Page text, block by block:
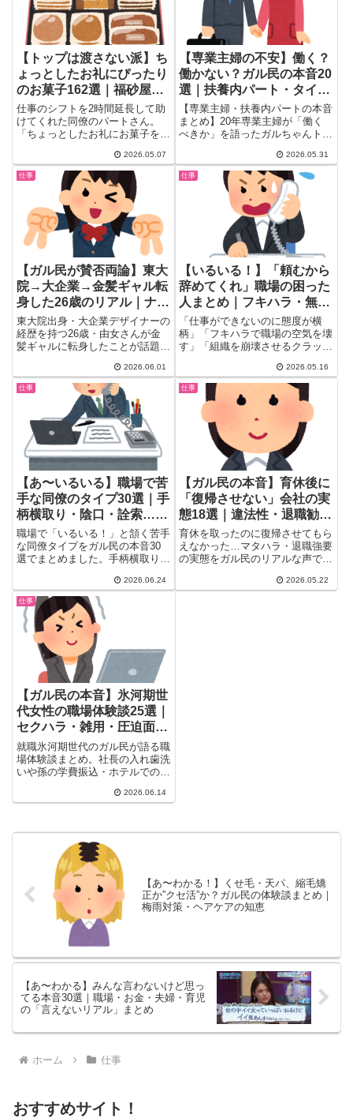
【トップは渡さない派】ち
ょっとしたお礼にぴったり
のお菓子162選｜福砂屋・
ヨックモック・シャトレー
ゼ…ガル民の正解
仕事のシフトを2時間延長して助
けてくれた同僚のパートさん。
「ちょっとしたお礼にお菓子を」
2026.05.07
【専業主婦の不安】働く？
働かない？ガル民の本音20
選｜扶養内パート・タイミ
ー・50代から始めた例
【専業主婦・扶養内パートの本音
まとめ】20年専業主婦が「働く
べきか」を語ったガルちゃんトピ
集まった。ガル民の本音20選と
再就職アドバイス、タイミー・
50代から看護師になった体験談
まで一気に紹介。
2026.05.31
仕事
【ガル民が賛否両論】東大
院→大企業→金髪ギャル転
身した26歳のリアル｜ナン
パ減少・通報事件・学歴ロ
ンダ論
東大院出身・大企業デザイナーの
経歴を持つ26歳・由女さんが金
髪ギャルに転身したことが話題
化で痴漢・ナンパが減った理由の
考察、ビジネスギャル論、学歴ロ
ンダリング論争まで、働く女性の
リアルな本音を厳選まとめ。
2026.06.01
仕事
【いるいる！】「頼むから
辞めてくれ」職場の困った
人まとめ｜フキハラ・無能
なのに横柄・組織クラッシ
ャー…ガル民の怒りの声
300コメント超
「仕事ができないのに態度が横
柄」「フキハラで職場の空気を壊
す」「組織を崩壊させるクラッシ
2026.05.16
仕事
【あ〜いるいる】職場で苦
手な同僚のタイプ30選｜手
柄横取り・陰口・詮索…ガ
ル民の本音
職場で「いるいる！」と頷く苦手
な同僚タイプをガル民の本音30
選でまとめました。手柄横取り・
50代が共感するリアルな職場あ
るある多数。仕事中に感じるモヤ
モヤの原因がスッキリ言語化され
ているかも。
2026.06.24
仕事
【ガル民の本音】育休後に
「復帰させない」会社の実
態18選｜違法性・退職勧
奨・マタハラの対処法
育休を取ったのに復帰させてもら
えなかった…マタハラ・退職強要
の実態をガル民のリアルな声でま
相談窓口（均等室）の使い方、育
2026.05.22
仕事
【ガル民の本音】氷河期世
代女性の職場体験談25選｜
セクハラ・雑用・圧迫面接
のリアル
就職氷河期世代のガル民が語る職
場体験談まとめ。社長の入れ歯洗
いや孫の学費振込・ホテルでのセ
めたら転職で不利になる」と我慢
す。
2026.06.14
【あ〜わかる！】くせ毛・天パ、縮毛矯
正か”クセ活”か？ガル民の体験談まとめ｜
梅雨対策・ヘアケアの知恵
【あ〜わかる】みんな言わないけど思っ
てる本音30選｜職場・お金・夫婦・育児
の「言えないリアル」まとめ
ホーム 仕事
おすすめサイト！